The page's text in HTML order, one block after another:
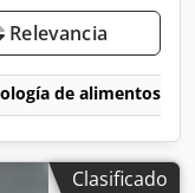
Relevancia
de alimentos
Clasificado